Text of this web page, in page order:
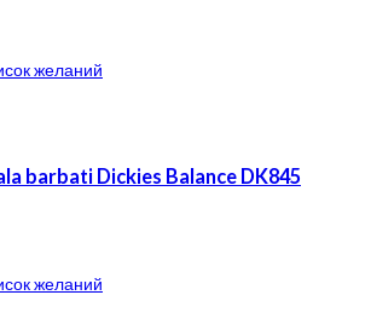
желаний
barbati Dickies Balance DK845
желаний